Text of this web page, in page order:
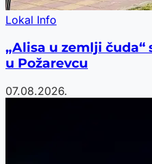
Lokal Info
„Alisa u zemlji čuda“
u Požarevcu
07.08.2026.